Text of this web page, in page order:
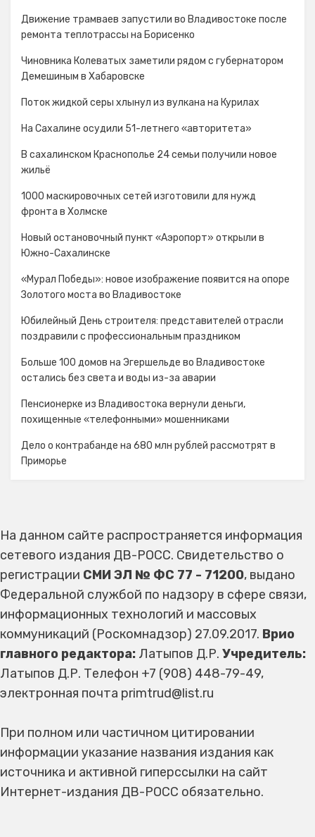
Движение трамваев запустили во Владивостоке после
ремонта теплотрассы на Борисенко
Чиновника Колеватых заметили рядом с губернатором
Демешиным в Хабаровске
Поток жидкой серы хлынул из вулкана на Курилах
На Сахалине осудили 51-летнего «авторитета»
В сахалинском Краснополье 24 семьи получили новое
жильё
1000 маскировочных сетей изготовили для нужд
фронта в Холмске
Новый остановочный пункт «Аэропорт» открыли в
Южно-Сахалинске
«Мурал Победы»: новое изображение появится на опоре
Золотого моста во Владивостоке
Юбилейный День строителя: представителей отрасли
поздравили с профессиональным праздником
Больше 100 домов на Эгершельде во Владивостоке
остались без света и воды из-за аварии
Пенсионерке из Владивостока вернули деньги,
похищенные «телефонными» мошенниками
Дело о контрабанде на 680 млн рублей рассмотрят в
Приморье
На данном сайте распространяется информация
сетевого издания ДВ-РОСС. Свидетельство о
регистрации СМИ ЭЛ № ФС 77 - 71200, выдано
Федеральной службой по надзору в сфере связи,
информационных технологий и массовых
коммуникаций (Роскомнадзор) 27.09.2017. Врио
главного редактора: Латыпов Д.Р. Учредитель:
Латыпов Д.Р. Телефон +7 (908) 448-79-49,
электронная почта primtrud@list.ru
При полном или частичном цитировании
информации указание названия издания как
источника и активной гиперссылки на сайт
Интернет-издания ДВ-РОСС обязательно.